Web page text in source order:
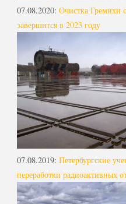
07.08.2020: Очистка Гремихи
завершится в 2023 году
07.08.2019: Петербургские
переработки радиоактивных